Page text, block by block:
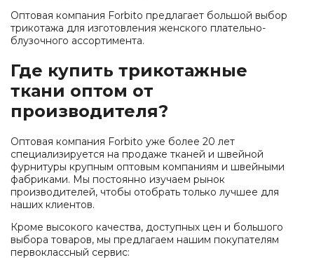
Оптовая компания Forbito предлагает большой выбор
трикотажа для изготовления женского плательно-
блузочного ассортимента.
Где купить трикотажные
ткани оптом от
производителя?
Оптовая компания Forbito уже более 20 лет
специализируется на продаже тканей и швейной
фурнитуры крупным оптовым компаниям и швейными
фабриками. Мы постоянно изучаем рынок
производителей, чтобы отобрать только лучшее для
наших клиентов.
Кроме высокого качества, доступных цен и большого
выбора товаров, мы предлагаем нашим покупателям
первоклассный сервис: